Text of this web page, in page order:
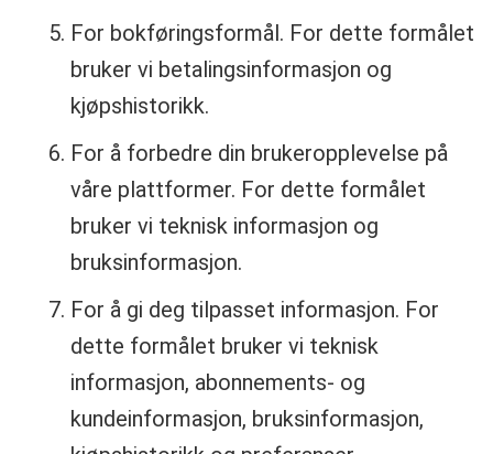
For bokføringsformål. For dette formålet
bruker vi betalingsinformasjon og
kjøpshistorikk.
For å forbedre din brukeropplevelse på
våre plattformer. For dette formålet
bruker vi teknisk informasjon og
bruksinformasjon.
For å gi deg tilpasset informasjon. For
dette formålet bruker vi teknisk
informasjon, abonnements- og
kundeinformasjon, bruksinformasjon,